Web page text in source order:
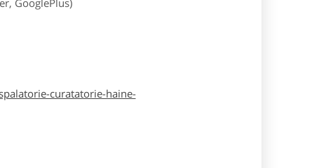
GooglePlus)
curatatorie-haine-